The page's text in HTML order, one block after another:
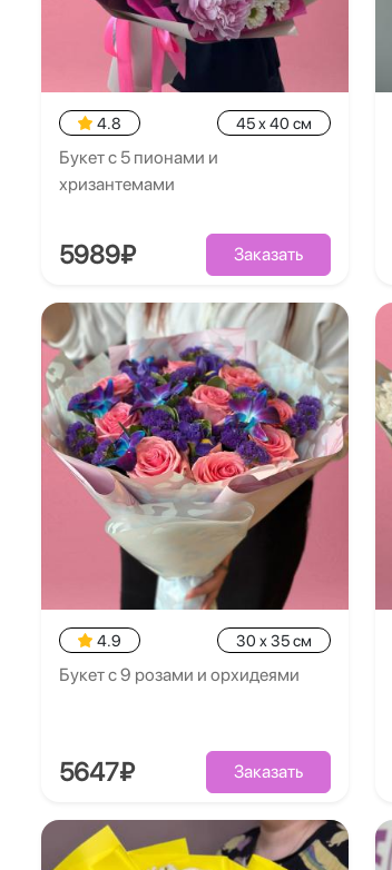
4.8 45 x 40 см
Букет с 5 пионами и
хризантемами
5989₽ Заказать
4.9 30 x 35 см
Букет с 9 розами и орхидеями
5647₽ Заказать